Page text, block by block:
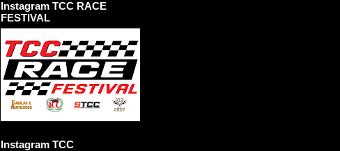
Instagram TCC RACE
FESTIVAL
Instagram TCC